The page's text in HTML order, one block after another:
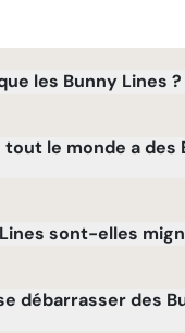
les Bunny Lines ?
le monde a des
sont-elles
débarrasser des